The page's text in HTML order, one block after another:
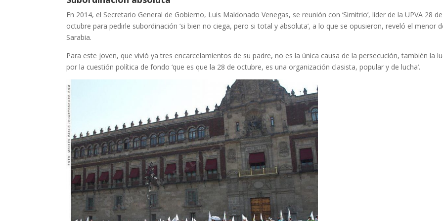
flecha
En 2014, el Secretario General de Gobierno, Luis Maldonado Venegas, se reunión con ‘Simitrio’, líder de la UPVA 28 de
octubre para pedirle subordinación ‘si bien no ciega, pero si total y absoluta’, a lo que se opusieron, reveló el menor
Sarabia.
Para este joven, que vivió ya tres encarcelamientos de su padre, no es la única causa de la persecución, también la
por la cuestión política de fondo ‘que es que la 28 de octubre, es una organización clasista, popular y de lucha’.